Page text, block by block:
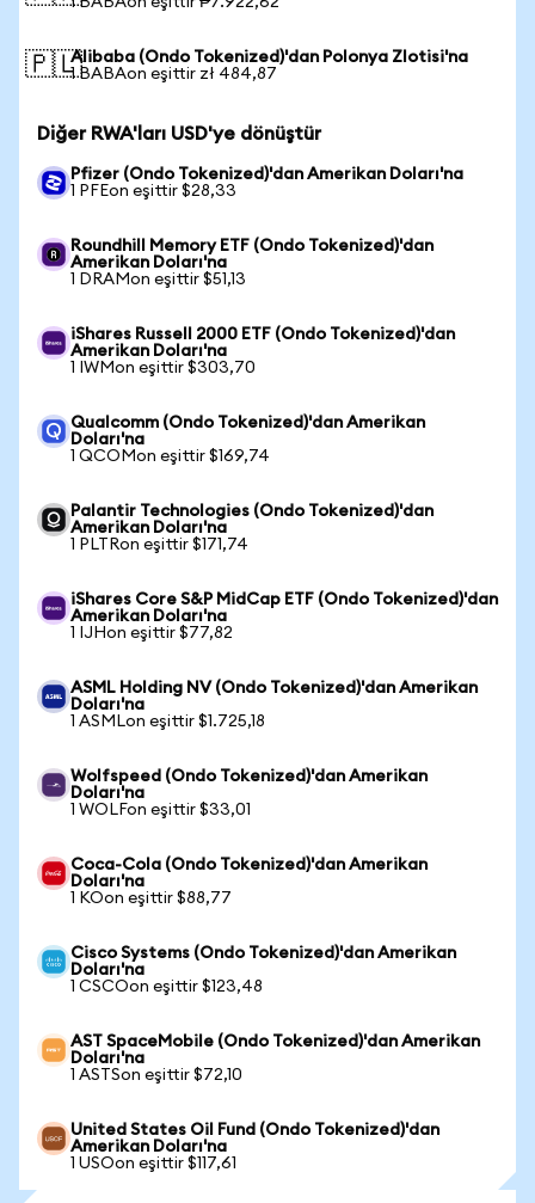
🇵🇱Alibaba (Ondo Tokenized)'dan Polonya Zlotisi'na
1 BABAon eşittir zł 484,87
Diğer RWA'ları USD'ye dönüştür
Pfizer (Ondo Tokenized)'dan Amerikan Doları'na
1 PFEon eşittir $28,33
Roundhill Memory ETF (Ondo Tokenized)'dan
Amerikan Doları'na
1 DRAMon eşittir $51,13
iShares Russell 2000 ETF (Ondo Tokenized)'dan
Amerikan Doları'na
1 IWMon eşittir $303,70
Qualcomm (Ondo Tokenized)'dan Amerikan
Doları'na
1 QCOMon eşittir $169,74
Palantir Technologies (Ondo Tokenized)'dan
Amerikan Doları'na
1 PLTRon eşittir $171,74
iShares Core S&P MidCap ETF (Ondo Tokenized)'dan
Amerikan Doları'na
1 IJHon eşittir $77,82
ASML Holding NV (Ondo Tokenized)'dan Amerikan
Doları'na
1 ASMLon eşittir $1.725,18
Wolfspeed (Ondo Tokenized)'dan Amerikan
Doları'na
1 WOLFon eşittir $33,01
Coca-Cola (Ondo Tokenized)'dan Amerikan
Doları'na
1 KOon eşittir $88,77
Cisco Systems (Ondo Tokenized)'dan Amerikan
Doları'na
1 CSCOon eşittir $123,48
AST SpaceMobile (Ondo Tokenized)'dan Amerikan
Doları'na
1 ASTSon eşittir $72,10
United States Oil Fund (Ondo Tokenized)'dan
Amerikan Doları'na
1 USOon eşittir $117,61